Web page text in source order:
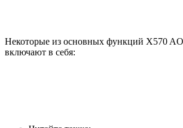
Некоторые из основных функций X570
включают в себя: